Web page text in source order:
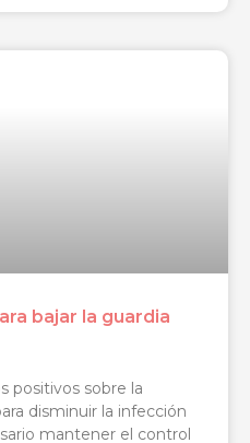
bajar la guardia
positivos sobre la
disminuir la infección
mantener el control